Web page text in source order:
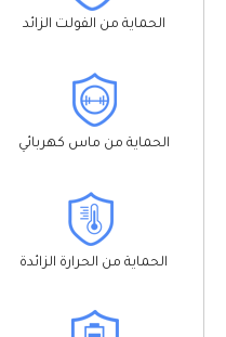
الحماية من الفولت الزائد
الحماية من ماس كهربائي
الحماية من الحرارة الزائدة